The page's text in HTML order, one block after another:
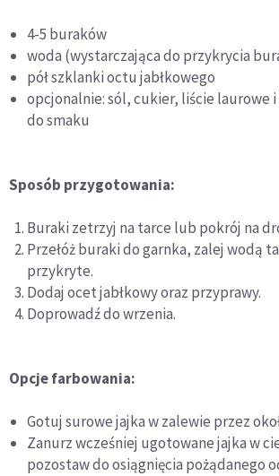
4-5 buraków
woda (wystarczająca do przykrycia
pół szklanki octu jabłkowego
opcjonalnie: sól, cukier, liście laurowe
do smaku
Sposób przygotowania:
Buraki zetrzyj na tarce lub pokrój na
Przełóż buraki do garnka, zalej wodą
przykryte.
Dodaj ocet jabłkowy oraz przyprawy.
Doprowadź do wrzenia.
Opcje farbowania:
Gotuj surowe jajka w zalewie przez
Zanurz wcześniej ugotowane jajka w
pozostaw do osiągnięcia pożądanego